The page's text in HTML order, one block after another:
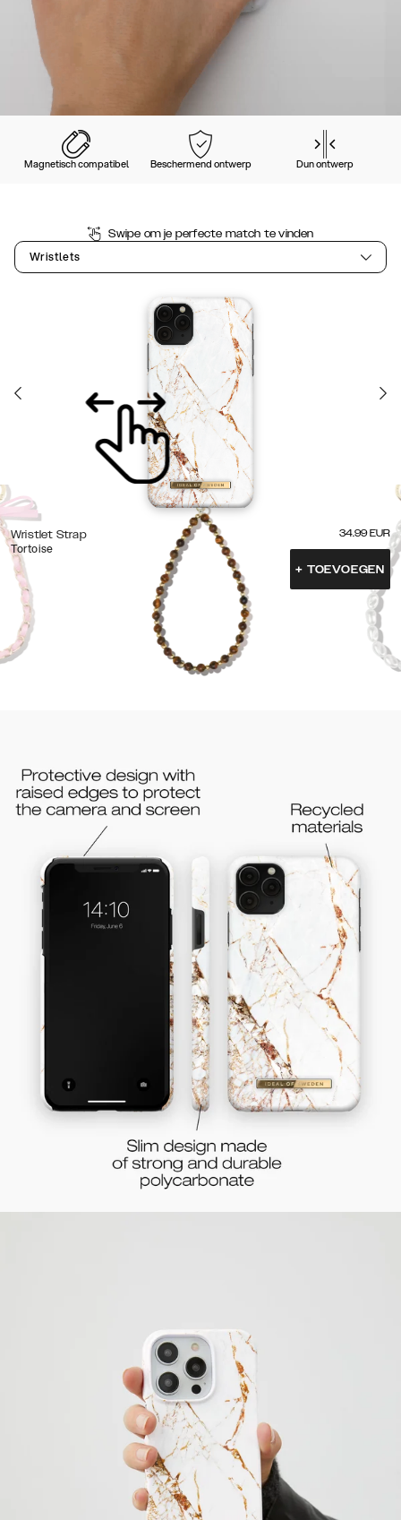
Magnetisch compatibel Beschermend ontwerp Dun ontwerp
Swipe om je perfecte match te vinden
Wristlets
Wristlet Strap
Tortoise
34.99 EUR
+ TOEVOEGEN